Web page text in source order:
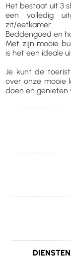
Het bestaat uit 3
een volledig
zit/eetkamer.
Beddengoed en
Met zijn mooie
is het een ideale
Je kunt de
over onze mooie
doen en genieten